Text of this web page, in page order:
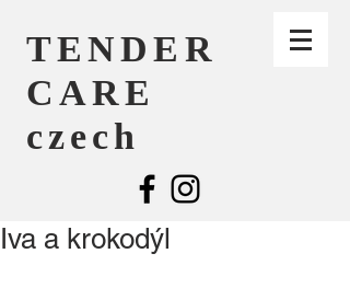
TENDER
CARE
czech
Iva a krokodýl